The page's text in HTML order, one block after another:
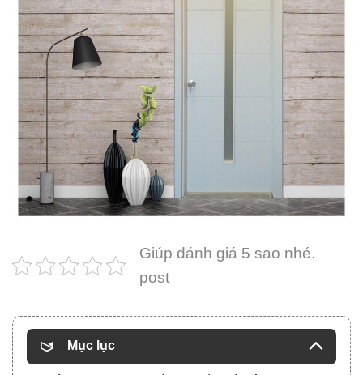
Giúp đánh giá 5 sao nhé.
post
Mục lục